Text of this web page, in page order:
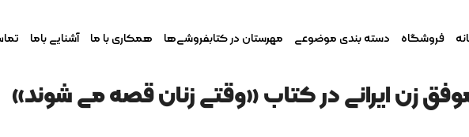
فروشگاه دسته بندی موضوعی مهرستان در کتابفروشی‌ها همکاری با ما آشنایی باما
زن ایرانی در کتاب «وقتی زنان قصه می شوند»